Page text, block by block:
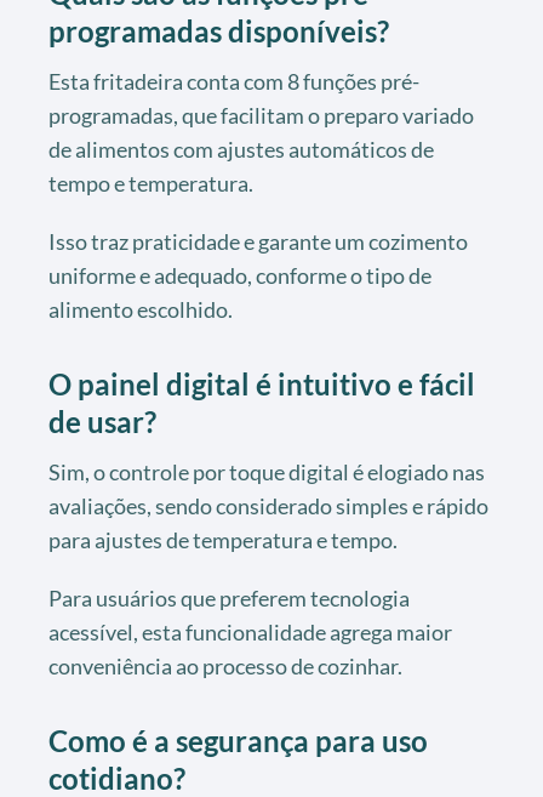
programadas disponíveis?
Esta fritadeira conta com 8 funções pré-
programadas, que facilitam o preparo variado
de alimentos com ajustes automáticos de
tempo e temperatura.
Isso traz praticidade e garante um cozimento
uniforme e adequado, conforme o tipo de
alimento escolhido.
O painel digital é intuitivo e fácil
de usar?
Sim, o controle por toque digital é elogiado nas
avaliações, sendo considerado simples e rápido
para ajustes de temperatura e tempo.
Para usuários que preferem tecnologia
acessível, esta funcionalidade agrega maior
conveniência ao processo de cozinhar.
Como é a segurança para uso
cotidiano?